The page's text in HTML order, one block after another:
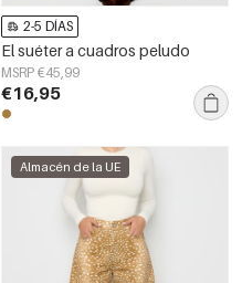
2-5 DÍAS
El suéter a cuadros peludo
MSRP €45,99
€16,95
Almacén de la UE